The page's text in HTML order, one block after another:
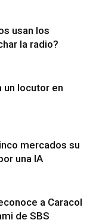
usan los
la radio?
un locutor en
mercados su
una IA
a Caracol
de SBS